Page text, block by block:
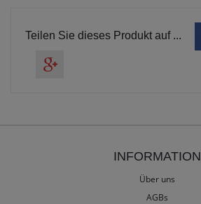
Teilen Sie dieses Produkt auf ...
INFORMATION
Über uns
AGBs